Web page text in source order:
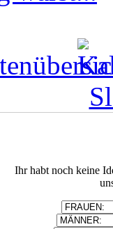
Ihr habt noch keine